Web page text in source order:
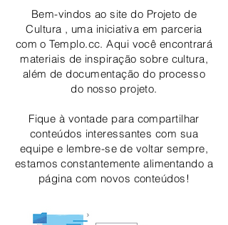
Bem-vindos ao site do Projeto de
Cultura , uma iniciativa em parceria
com o Templo.cc.Aqui você encontrará
materiais de inspiração sobre cultura,
além de documentação do processo
do nosso projeto.
Fique à vontade para compartilhar
conteúdos interessantes com sua
equipe e lembre-se de voltar sempre,
estamos constantemente alimentando a
página com novos conteúdos!